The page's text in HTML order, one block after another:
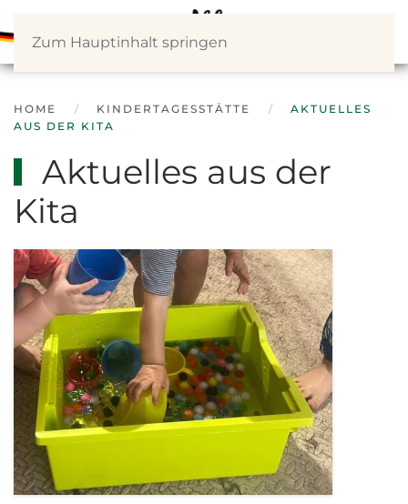
Zum Hauptinhalt springen
HOME KINDERTAGESSTÄTTE
AKTUELLES
AUS DER KITA
Aktuelles aus der
Kita